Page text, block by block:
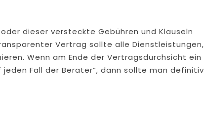
dieser versteckte Gebühren und Klauseln
Vertrag sollte alle Dienstleistungen,
Wenn am Ende der Vertragsdurchsicht ein
Fall der Berater“, dann sollte man definitiv